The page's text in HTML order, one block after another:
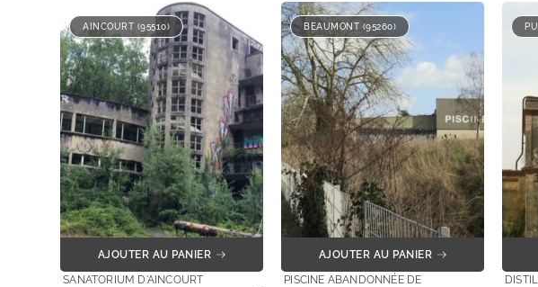
AINCOURT (95510)
AJOUTER AU PANIER
SANATORIUM D'AINCOURT
BEAUMONT (95260)
AJOUTER AU PANIER
PISCINE ABANDONNÉE DE